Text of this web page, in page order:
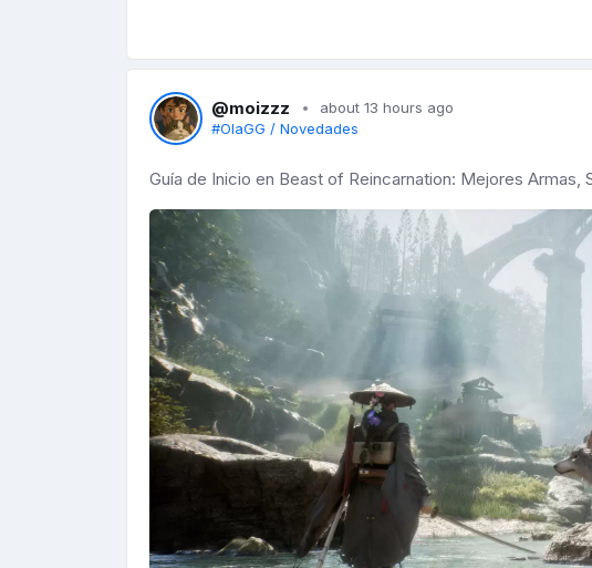
@moizzz
about 13 hours ago
#OlaGG / Novedades
Guía de Inicio en Beast of Reincarnation: Mejores Armas,